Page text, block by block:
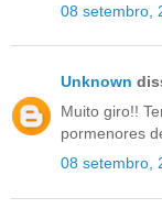
08 setembro,
Unknown
Muito giro!!
pormenores
08 setembro,